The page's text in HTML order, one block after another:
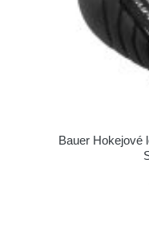
Bauer Hokejové